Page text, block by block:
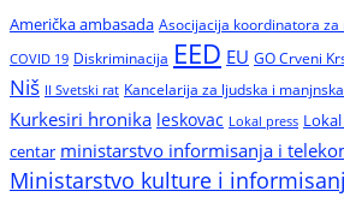
Američka ambasada Asocijacija koordinatora
COVID 19 Diskriminacija EED EU GO Crveni
Niš II Svetski rat Kancelarija za ljudska i
Kurkesiri hronika leskovac Lokal press
centar ministarstvo informisanja i
Ministarstvo kulture i